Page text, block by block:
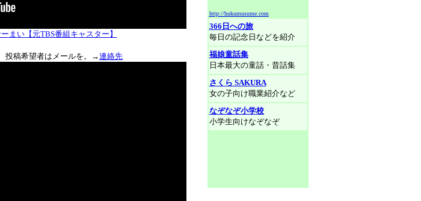
まい【元TBS番組キャスター】
稿希望者はメールを。→連絡先
http://hukumusume.com
366日への旅
毎日の記念日などを紹介
福娘童話集
日本最大の童話・昔話集
さくら SAKURA
女の子向け職業紹介など
なぞなぞ小学校
小学生向けなぞなぞ